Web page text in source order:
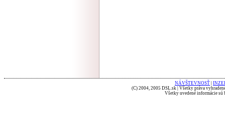
NÁVŠTEVNOSŤ
(C) 2004, 2005 DSL.sk | Všetky práva
Všetky uvedené informácie sú